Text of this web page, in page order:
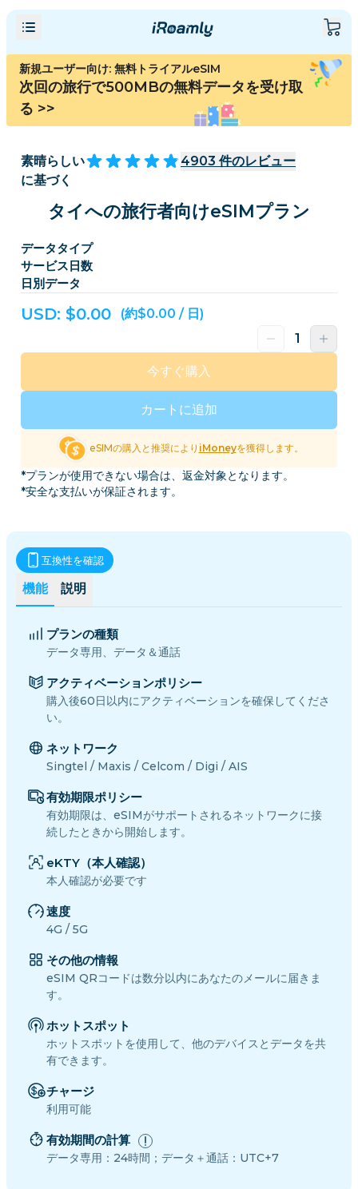
新規ユーザー向け: 無料トライアルeSIM
次回の旅行で500MBの無料データを受け取
る >>
素晴らしい 4903 件のレビュー
に基づく
タイへの旅行者向けeSIMプラン
データタイプ
サービス日数
日別データ
USD: $0.00 (約$0.00 / 日)
カートに追加
今すぐ購入
eSIMの購入と推奨により iMoneyを獲得します。
*プランが使用できない場合は、返金対象となります。
*安全な支払いが保証されます。
機能 説明
互換性を確認
プランの種類
データ専用、データ＆通話
アクティベーションポリシー
購入後60日以内にアクティベーションを確保してくださ
い。
ネットワーク
Singtel / Maxis / Celcom / Digi / AIS
有効期限ポリシー
有効期限は、eSIMがサポートされるネットワークに接
続したときから開始します。
eKTY（本人確認）
本人確認が必要です
速度
4G / 5G
その他の情報
eSIM QRコードは数分以内にあなたのメールに届きま
す。
ホットスポット
ホットスポットを使用して、他のデバイスとデータを共
有できます。
チャージ
利用可能
有効期間の計算
データ専用：24時間；データ＋通話：UTC+7